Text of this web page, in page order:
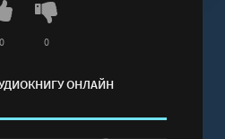
- Андрей Воробьев"
регистрации - полная
ОНЛАЙН
0 0